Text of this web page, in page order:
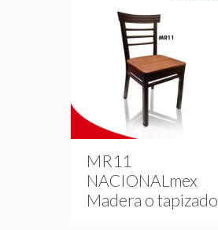
MR11
NACIONALmex
Madera o tapizado